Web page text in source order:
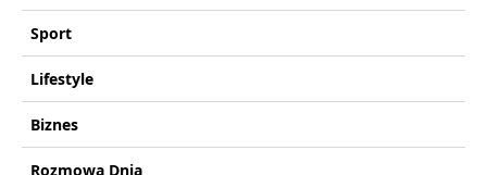
Sport
Lifestyle
Biznes
Rozmowa Dnia